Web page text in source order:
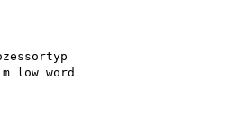
low word